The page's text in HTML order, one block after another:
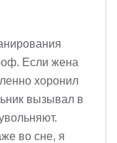
Если жена
хоронил
вызывал в
во сне, я